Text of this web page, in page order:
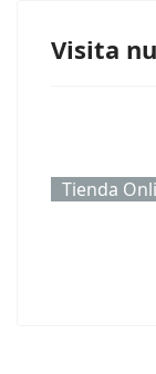
Visita
Tienda